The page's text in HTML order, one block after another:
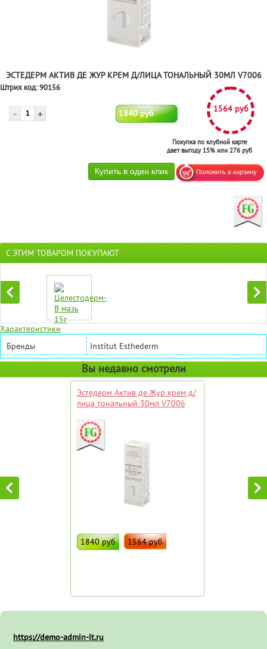
ЭСТЕДЕРМ АКТИВ ДЕ ЖУР КРЕМ Д/ЛИЦА ТОНАЛЬНЫЙ 30МЛ V7006
Штрих код:90156
1840 руб 1564 руб
Покупка по клубной карте
дает выгоду 15% или 276 руб
С ЭТИМ ТОВАРОМ ПОКУПАЮТ
Характеристики
Бренды
Institut Esthederm
Вы недавно смотрели
Эстедерм Актив де Жур крем д/
лица тональный 30мл V7006
1840 руб 1564 руб
https://demo-admin-it.ru